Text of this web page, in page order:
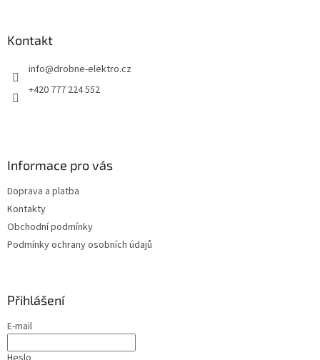
Kontakt
info@drobne-elektro.cz
+420 777 224 552
Informace pro vás
Doprava a platba
Kontakty
Obchodní podmínky
Podmínky ochrany osobních údajů
Přihlášení
E-mail